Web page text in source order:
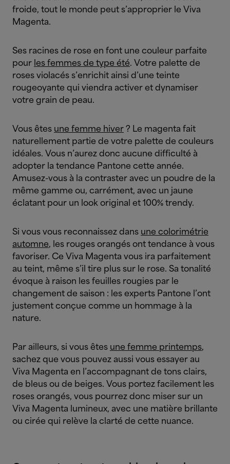
froide, tout le monde peut s’approprier le Viva
Magenta.
Ses racines de rose en font une couleur parfaite
pour les femmes de type été. Votre palette de
roses violacés s’enrichit ainsi d’une teinte
rougeoyante qui viendra activer et dynamiser
votre grain de peau.
Vous êtes une femme hiver ? Le magenta fait
naturellement partie de votre palette de couleurs
idéales. Vous n’aurez donc aucune difficulté à
adopter la tendance Pantone cette année.
Amusez-vous à la contraster avec un poudre de la
même gamme ou, carrément, avec un jaune
éclatant pour un look original et 100% trendy.
Si vous vous reconnaissez dans une colorimétrie
automne, les rouges orangés ont tendance à vous
favoriser. Ce Viva Magenta vous ira parfaitement
au teint, même s’il tire plus sur le rose. Sa tonalité
évoque à raison les feuilles rougies par le
changement de saison : les experts Pantone l’ont
justement conçue comme un hommage à la
nature.
Par ailleurs, si vous êtes une femme printemps,
sachez que vous pouvez aussi vous essayer au
Viva Magenta en l’accompagnant de tons clairs,
de bleus ou de beiges. Vous portez facilement les
roses orangés, vous pourrez donc miser sur un
Viva Magenta lumineux, avec une matière brillante
ou cirée qui relève la clarté de cette nuance.